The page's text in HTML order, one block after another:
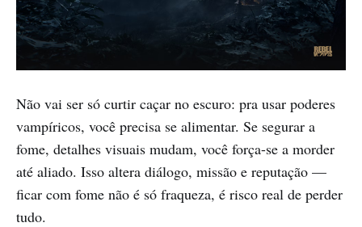
Não vai ser só curtir caçar no escuro: pra usar poderes
vampíricos, você precisa se alimentar. Se segurar a
fome, detalhes visuais mudam, você força-se a morder
até aliado. Isso altera diálogo, missão e reputação —
ficar com fome não é só fraqueza, é risco real de perder
tudo.